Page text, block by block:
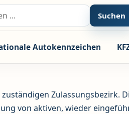
Suchen
Autokennzeichen
Zulassungsbezirk.
von aktiven, wieder